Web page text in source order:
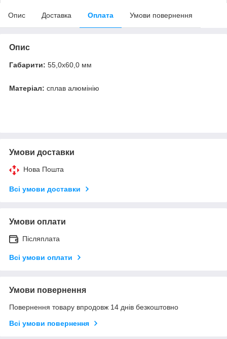
Опис Доставка Оплата Умови повернення
Опис
Габарити: 55,0х60,0 мм
Матеріал: сплав алюмінію
Умови доставки
Нова Пошта
Всі умови доставки
Умови оплати
Післяплата
Всі умови оплати
Умови повернення
Повернення товару впродовж 14 днів безкоштовно
Всі умови повернення